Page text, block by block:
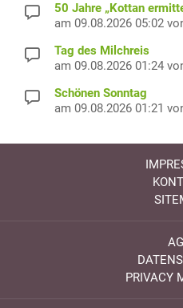
50 Jahre „Kottan
am 09.08.2026 05:02
Tag des Milchreis
am 09.08.2026 01:24
Schönen Sonntag
am 09.08.2026 01:21
PRIVACY